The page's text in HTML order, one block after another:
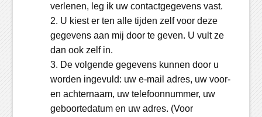
verlenen, leg ik uw contactgegevens vast.
U kiest er ten alle tijden zelf voor deze
gegevens aan mij door te geven. U vult ze
dan ook zelf in.
De volgende gegevens kunnen door u
worden ingevuld: uw e-mail adres, uw voor-
en achternaam, uw telefoonnummer, uw
geboortedatum en uw adres. (Voor